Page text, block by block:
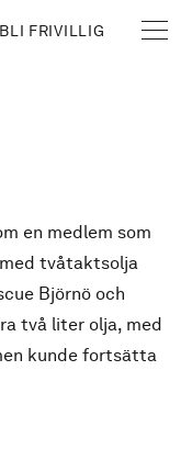
BLI FRIVILLIG
en medlem som
tvåtaktsolja
Björnö och
två liter olja, med
kunde fortsätta